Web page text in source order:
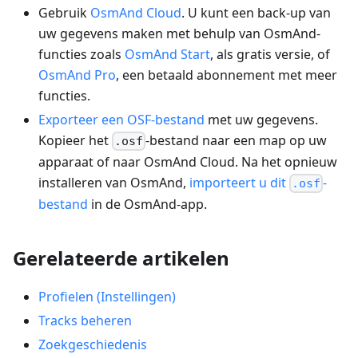
Gebruik OsmAnd Cloud. U kunt een back-up van
uw gegevens maken met behulp van OsmAnd-
functies zoals OsmAnd Start, als gratis versie, of
OsmAnd Pro, een betaald abonnement met meer
functies.
Exporteer een OSF-bestand met uw gegevens.
Kopieer het .osf -bestand naar een map op uw
apparaat of naar OsmAnd Cloud. Na het opnieuw
installeren van OsmAnd, importeert u dit .osf -
bestand in de OsmAnd-app.
Gerelateerde artikelen
Profielen (Instellingen)
Tracks beheren
Zoekgeschiedenis